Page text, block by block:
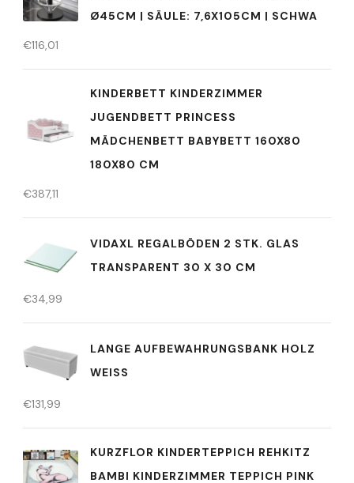
45CM | SÄULE: 7,6X105CM | SCHWA
€116,01
KINDERBETT KINDERZIMMER
JUGENDBETT PRINCESS
MÄDCHENBETT BABYBETT 160X80
180X80 CM
€387,11
VIDAXL REGALBÖDEN 2 STK. GLAS
TRANSPARENT 30 X 30 CM
€34,99
LANGE AUFBEWAHRUNGSBANK HOLZ
WEISS
€131,99
KURZFLOR KINDERTEPPICH REHKITZ
BAMBI KINDERZIMMER TEPPICH PINK